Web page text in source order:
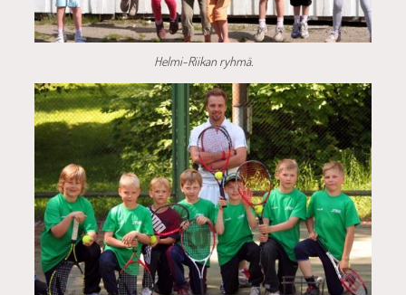
Helmi-Riikan ryhmä.